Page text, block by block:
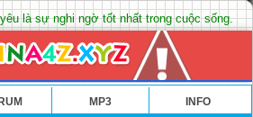
là sự nghi ngờ tốt nhất trong cuộc sống.
MP3 INFO